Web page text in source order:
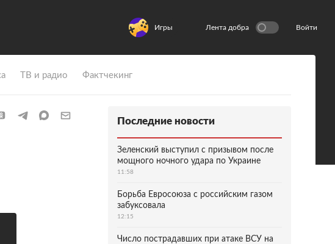
Игры Лента добра Войти
ТВ и радио Фактчекинг
Последние новости
Зеленский выступил с призывом после
мощного ночного удара по Украине
11:58
Борьба Евросоюза с российским газом
забуксовала
12:15
Число пострадавших при атаке ВСУ на